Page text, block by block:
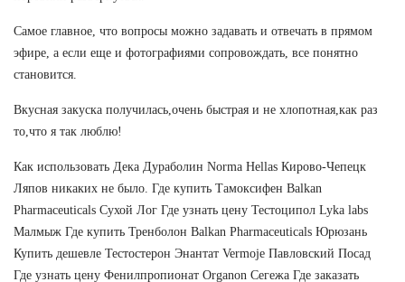
Самое главное, что вопросы можно задавать и отвечать в прямом
эфире, а если еще и фотографиями сопровождать, все понятно
становится.
Вкусная закуска получилась,очень быстрая и не хлопотная,как раз
то,что я так люблю!
Как использовать Дека Дураболин Norma Hellas Кирово-Чепецк
Ляпов никаких не было. Где купить Тамоксифен Balkan
Pharmaceuticals Сухой Лог Где узнать цену Тестоципол Lyka labs
Малмыж Где купить Тренболон Balkan Pharmaceuticals Юрюзань
Купить дешевле Тестостерон Энантат Vermoje Павловский Посад
Где узнать цену Фенилпропионат Organon Сегежа Где заказать